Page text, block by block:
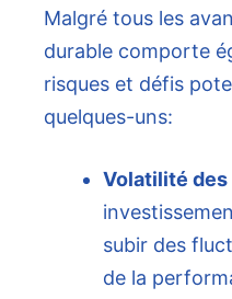
Malgré tous les
durable comporte
risques et défis
quelques-uns:
Volatilité
subir des
de la